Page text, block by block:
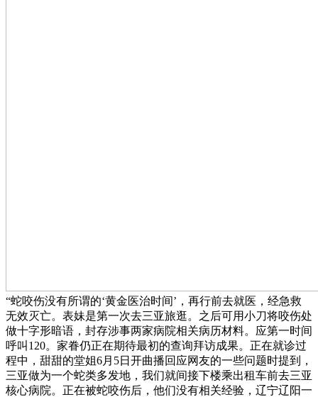
“蛇咬伤没有所谓的‘黄金医治时间’，再行前去就医，经急救
无效灭亡。表妹是第一次去三亚旅逛。之后可用小刀将咬伤处
做十字形暗语，封存涉事两家病院相关病历材料。应第一时间
呼叫120。家眷仍正在期待最初的查询拜访成果。正在就诊过
程中，甜甜的堂姐6月5日开曲播回应网友的一些问题时提到，
三亚做为一个蛇类多发地，我们就间接下楼乘出租车前去三亚
核心病院。正在被蛇咬伤后，他们没有相关经验，辽宁辽阳一